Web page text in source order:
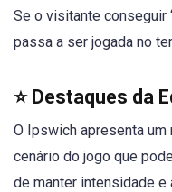
Se o visitante conseguir
passa a ser jogada no
⭐ Destaques da
O Ipswich apresenta
cenário do jogo que
de manter intensidade e